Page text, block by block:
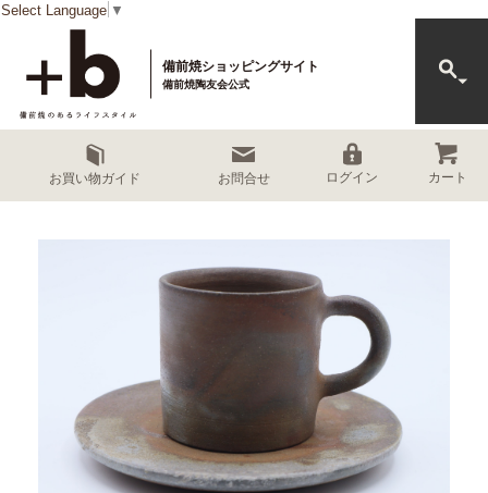
Select Language ▼
備前焼ショッピングサイト
備前焼陶友会公式
お買い物ガイド お問合せ ログイン カート